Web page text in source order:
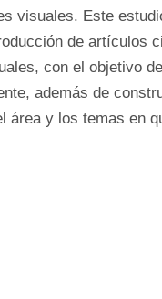
visuales. Este
de artículos
con el objetivo
además de
área y los temas en